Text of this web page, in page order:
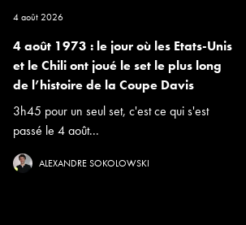
4 août 2026
4 août 1973 : le jour où les Etats-Unis
et le Chili ont joué le set le plus long
de l’histoire de la Coupe Davis
3h45 pour un seul set, c'est ce qui s'est
passé le 4 août...
ALEXANDRE SOKOLOWSKI